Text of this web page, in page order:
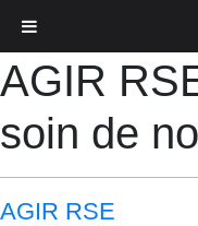
AGIR
soin de
AGIR RSE